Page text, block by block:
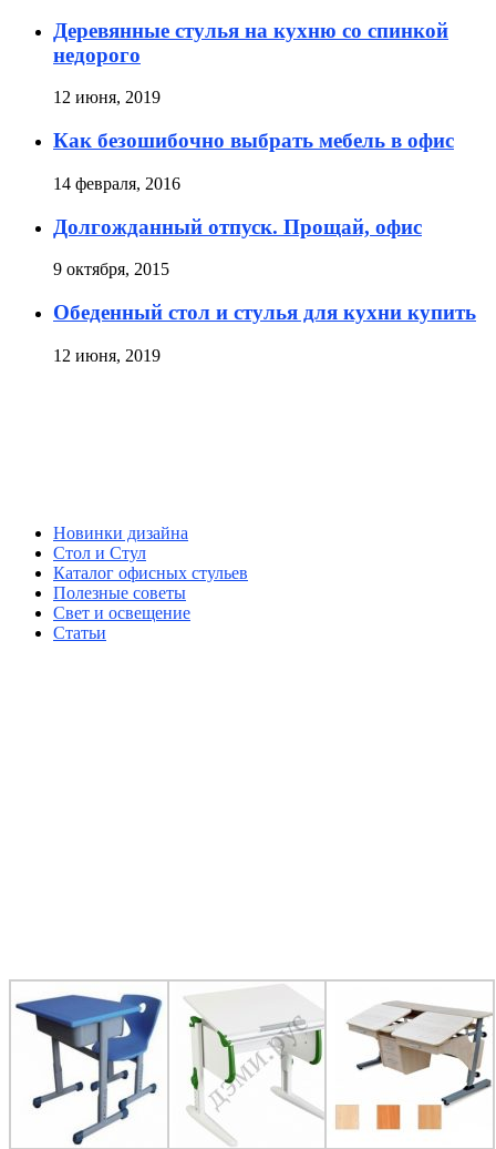
Деревянные стулья на кухню со спинкой
недорого
12 июня, 2019
Как безошибочно выбрать мебель в офис
14 февраля, 2016
Долгожданный отпуск. Прощай, офис
9 октября, 2015
Обеденный стол и стулья для кухни купить
12 июня, 2019
Новинки дизайна
Стол и Стул
Каталог офисных стульев
Полезные советы
Свет и освещение
Статьи